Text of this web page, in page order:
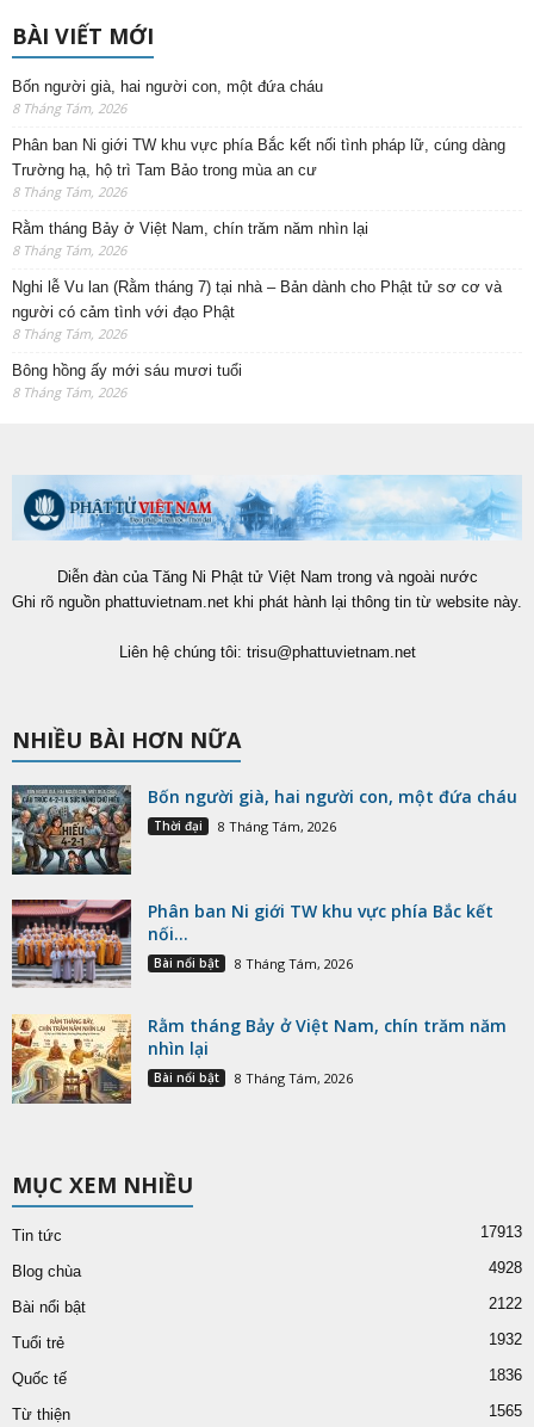
BÀI VIẾT MỚI
Bốn người già, hai người con, một đứa cháu
8 Tháng Tám, 2026
Phân ban Ni giới TW khu vực phía Bắc kết nối tình pháp lữ, cúng dàng
Trường hạ, hộ trì Tam Bảo trong mùa an cư
8 Tháng Tám, 2026
Rằm tháng Bảy ở Việt Nam, chín trăm năm nhìn lại
8 Tháng Tám, 2026
Nghi lễ Vu lan (Rằm tháng 7) tại nhà – Bản dành cho Phật tử sơ cơ và
người có cảm tình với đạo Phật
8 Tháng Tám, 2026
Bông hồng ấy mới sáu mươi tuổi
8 Tháng Tám, 2026
Diễn đàn của Tăng Ni Phật tử Việt Nam trong và ngoài nước
Ghi rõ nguồn phattuvietnam.net khi phát hành lại thông tin từ website này.
Liên hệ chúng tôi: trisu@phattuvietnam.net
NHIỀU BÀI HƠN NỮA
Bốn người già, hai người con, một đứa cháu
Thời đại 8 Tháng Tám, 2026
Phân ban Ni giới TW khu vực phía Bắc kết
nối...
Bài nổi bật 8 Tháng Tám, 2026
Rằm tháng Bảy ở Việt Nam, chín trăm năm
nhìn lại
Bài nổi bật 8 Tháng Tám, 2026
MỤC XEM NHIỀU
Tin tức 17913
Blog chùa 4928
Bài nổi bật 2122
Tuổi trẻ 1932
Quốc tế 1836
Từ thiện 1565